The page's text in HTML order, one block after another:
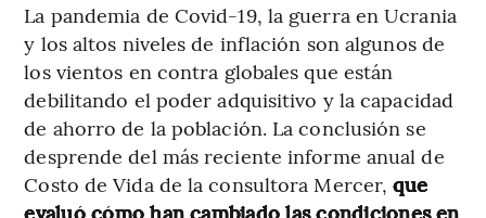
La pandemia de Covid-19, la guerra en Ucrania
y los altos niveles de inflación son algunos de
los vientos en contra globales que están
debilitando el poder adquisitivo y la capacidad
de ahorro de la población. La conclusión se
desprende del más reciente informe anual de
Costo de Vida de la consultora Mercer,que
evaluó cómo han cambiado las condiciones en